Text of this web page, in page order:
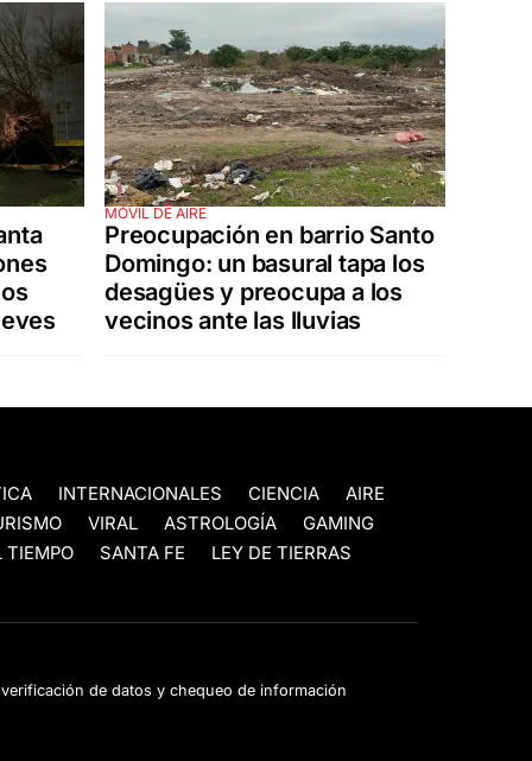
MÓVIL DE AIRE
Preocupación en barrio Santo
Domingo: un basural tapa los
desagües y preocupa a los
vecinos ante las lluvias
INTERNACIONALES CIENCIA
AIRE
VIRAL ASTROLOGÍA
GAMING
TIEMPO SANTA FE
LEY DE TIERRAS
de datos y chequeo de información